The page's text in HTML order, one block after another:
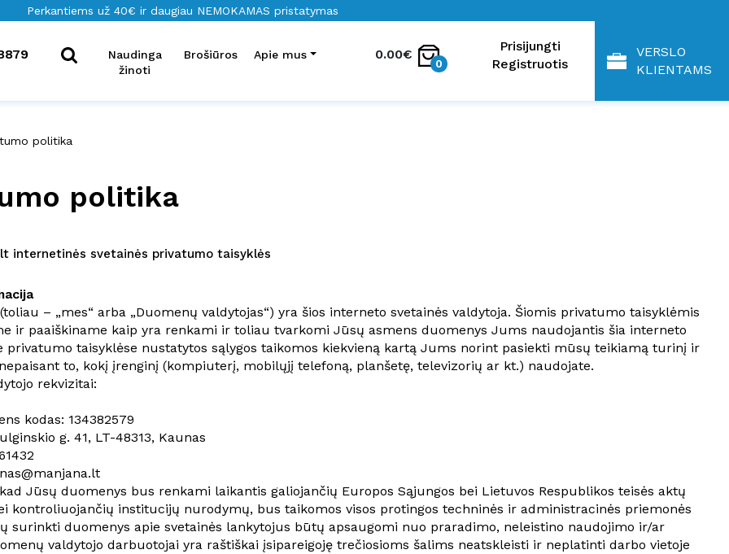
Perkantiems už 40€ ir daugiau NEMOKAMAS pristatymas
Naudinga
žinoti
Brošiūros Apie mus 0.00€
0
Prisijungti
Registruotis
VERSLO
KLIENTAMS
politika
politika
internetinės svetainės privatumo taisyklės
– „mes“ arba „Duomenų valdytojas“) yra šios interneto svetainės valdytoja. Šiomis privatumo taisyklėmis
ir paaiškiname kaip yra renkami ir toliau tvarkomi Jūsų asmens duomenys Jums naudojantis šia interneto
privatumo taisyklėse nustatytos sąlygos taikomos kiekvieną kartą Jums norint pasiekti mūsų teikiamą turinį ir
to, kokį įrenginį (kompiuterį, mobilųjį telefoną, planšetę, televizorių ar kt.) naudojate.
rekvizitai:
kodas: 134382579
g. 41, LT-48313, Kaunas
Jūsų duomenys bus renkami laikantis galiojančių Europos Sąjungos bei Lietuvos Respublikos teisės aktų
kontroliuojančių institucijų nurodymų, bus taikomos visos protingos techninės ir administracinės priemonės
surinkti duomenys apie svetainės lankytojus būtų apsaugomi nuo praradimo, neleistino naudojimo ir/ar
valdytojo darbuotojai yra raštiškai įsipareigoję trečiosioms šalims neatskleisti ir neplatinti darbo vietoje